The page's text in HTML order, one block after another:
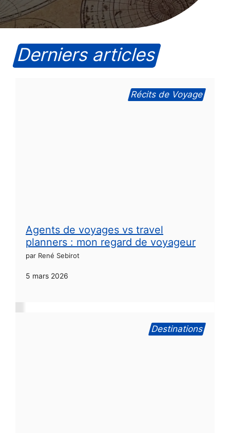
Derniers articles
Récits de Voyage
Agents de voyages vs travel
planners : mon regard de voyageur
par René Sebirot
5 mars 2026
Destinations